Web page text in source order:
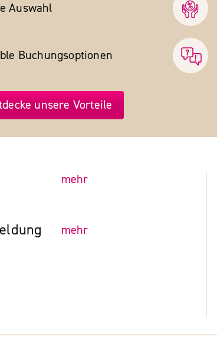
Auswahl
Buchungs­optionen
unsere Vorteile
mehr
mehr